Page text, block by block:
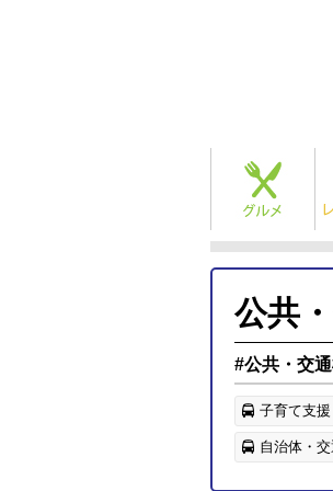
公共
#公共・交
子育て支援
自治体・